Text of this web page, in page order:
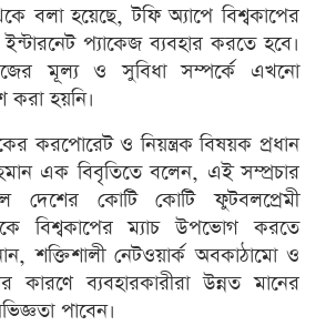
বলা হয়েছে, টফি অ্যাপে বিশ্বকাপের
ইন্টারনেট প্যাকেজ ব্যবহার করতে হবে।
মূল্য ও সুবিধা সম্পর্কে এখনো
করা হয়নি।
করপোরেট ও নিয়ন্ত্রক বিষয়ক প্রধান
এক বিবৃতিতে বলেন, এই সম্প্রচার
দেশের কোটি কোটি ফুটবলপ্রেমী
বিশ্বকাপের ম্যাচ উপভোগ করতে
শক্তিশালী নেটওয়ার্ক অবকাঠামো ও
কারণে ব্যবহারকারীরা উন্নত মানের
পাবেন।